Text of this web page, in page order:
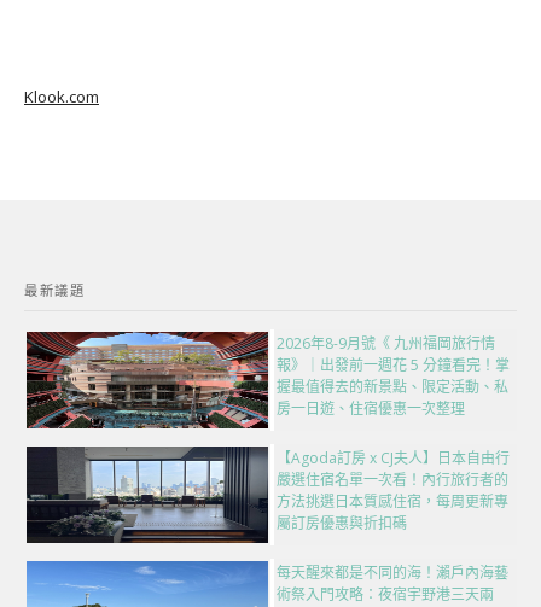
Klook.com
最新議題
2026年8-9月號《 九州福岡旅行情
報》｜出發前一週花 5 分鐘看完！掌
握最值得去的新景點、限定活動、私
房一日遊、住宿優惠一次整理
【Agoda訂房 x CJ夫人】日本自由行
嚴選住宿名單一次看！內行旅行者的
方法挑選日本質感住宿，每周更新專
屬訂房優惠與折扣碼
每天醒來都是不同的海！瀨戶內海藝
術祭入門攻略：夜宿宇野港三天兩